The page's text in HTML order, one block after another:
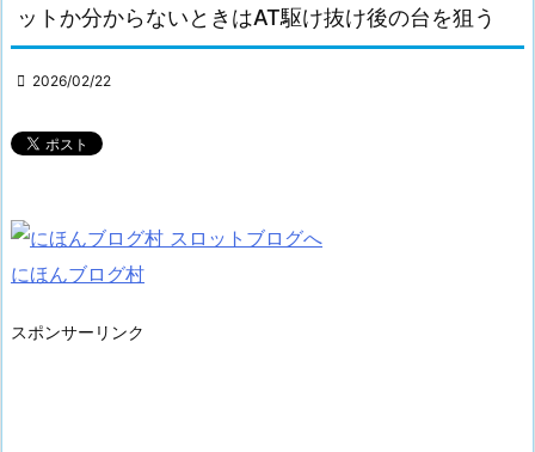
ットか分からないときはAT駆け抜け後の台を狙う
 2026/02/22
にほんブログ村
スポンサーリンク